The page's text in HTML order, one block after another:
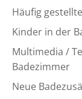
Häufig
Kinder in der
Multimedia /
Badezimmer
Neue